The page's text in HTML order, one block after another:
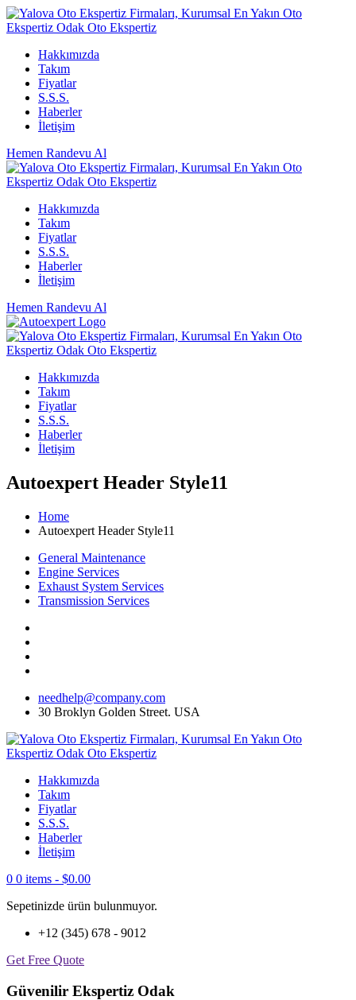
Hakkımızda
Takım
Fiyatlar
S.S.S.
Haberler
İletişim
Hemen Randevu Al
Hakkımızda
Takım
Fiyatlar
S.S.S.
Haberler
İletişim
Hemen Randevu Al
Hakkımızda
Takım
Fiyatlar
S.S.S.
Haberler
İletişim
Autoexpert Header Style11
Home
Autoexpert Header Style11
General Maintenance
Engine Services
Exhaust System Services
Transmission Services
needhelp@company.com
30 Broklyn Golden Street. USA
Hakkımızda
Takım
Fiyatlar
S.S.S.
Haberler
İletişim
0 0 items - $0.00
Sepetinizde ürün bulunmuyor.
+12 (345) 678 - 9012
Get Free Quote
Güvenilir Ekspertiz Odak